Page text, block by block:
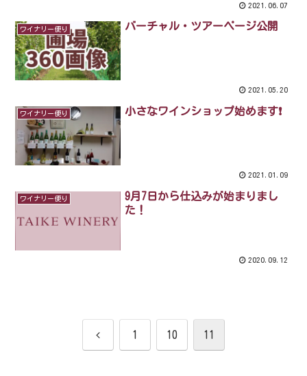
2021.06.07
ワイナリー便り バーチャル・ツアーページ公開
2021.05.20
ワイナリー便り 小さなワインショップ始めます❗
2021.01.09
ワイナリー便り
9月7日から仕込みが始まりまし
た！
2020.09.12
1 10 11